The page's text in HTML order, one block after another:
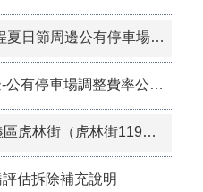
1966 長照服務專線，市民有長期照顧需求!提供便利諮詢單一窗口。
停車場費率調整7月25日、8月5日及8月15日
整費率公告調整日期11月14日~16日及22日
路5段）路邊機車停車格，自114年5月5日（星期一）9時起納入收費管理。
估拆除補充說明